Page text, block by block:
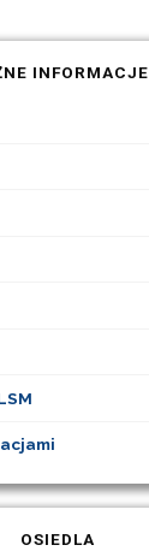
INFORMACJE
OSIEDLA